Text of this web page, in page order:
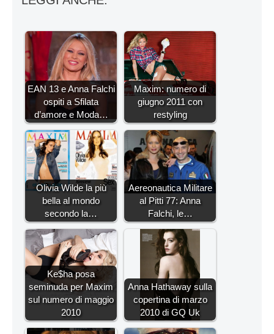
EAN 13 e Anna Falchi
ospiti a Sfilata
d’amore e Moda…
Maxim: numero di
giugno 2011 con
restyling
Olivia Wilde la più
bella al mondo
secondo la…
Aereonautica Militare
al Pitti 77: Anna
Falchi, le…
Ke$ha posa
seminuda per Maxim
sul numero di maggio
2010
Anna Hathaway sulla
copertina di marzo
2010 di GQ Uk